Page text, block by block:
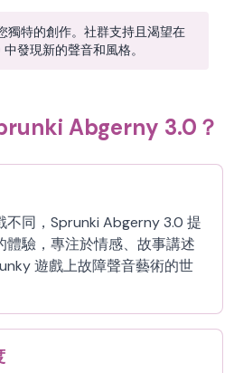
獨特的創作。社群支持且渴望在
發現新的聲音和風格。
Abgerny 3.0？
不同，Sprunki Abgerny 3.0 提
體驗，專注於情感、故事講述
遊戲上故障聲音藝術的世